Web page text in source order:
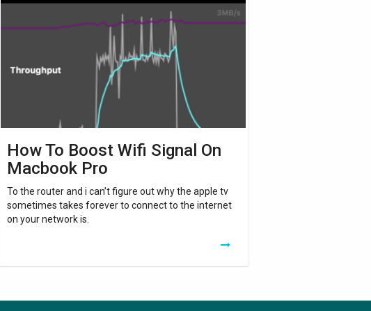
How To Boost Wifi Signal On
Macbook Pro
To the router and i can’t figure out why the apple tv
sometimes takes forever to connect to the internet
on your network is.
Macbook